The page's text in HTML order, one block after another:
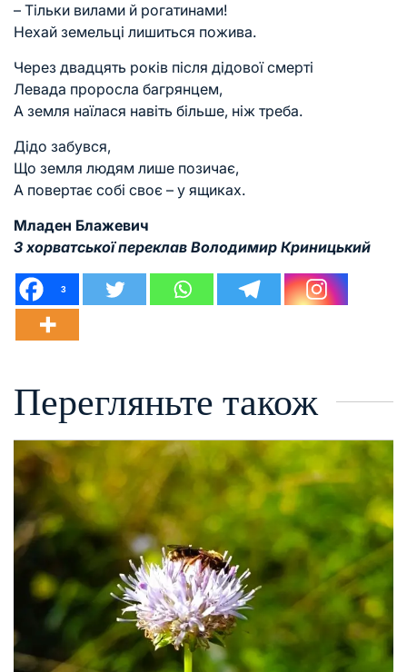
– Тільки вилами й рогатинами!
Нехай земельці лишиться пожива.
Через двадцять років після дідової смерті
Левада проросла багрянцем,
А земля наїлася навіть більше, ніж треба.
Дідо забувся,
Що земля людям лише позичає,
А повертає собі своє – у ящиках.
Младен Блажевич
З хорватської переклав Володимир Криницький
3
Перегляньте також